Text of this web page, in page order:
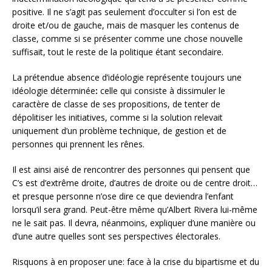
positive. Il ne s’agit pas seulement d’occulter si l’on est de
droite et/ou de gauche, mais de masquer les contenus de
classe, comme si se présenter comme une chose nouvelle
suffisait, tout le reste de la politique étant secondaire.
La prétendue absence d’idéologie représente toujours une
idéologie déterminée: celle qui consiste à dissimuler le
caractère de classe de ses propositions, de tenter de
dépolitiser les initiatives, comme si la solution relevait
uniquement d’un problème technique, de gestion et de
personnes qui prennent les rênes.
Il est ainsi aisé de rencontrer des personnes qui pensent que
C’s est d’extrême droite, d’autres de droite ou de centre droit…
et presque personne n’ose dire ce que deviendra l’enfant
lorsqu’il sera grand. Peut-être même qu’Albert Rivera lui-même
ne le sait pas. Il devra, néanmoins, expliquer d’une manière ou
d’une autre quelles sont ses perspectives électorales.
Risquons à en proposer une: face à la crise du bipartisme et du